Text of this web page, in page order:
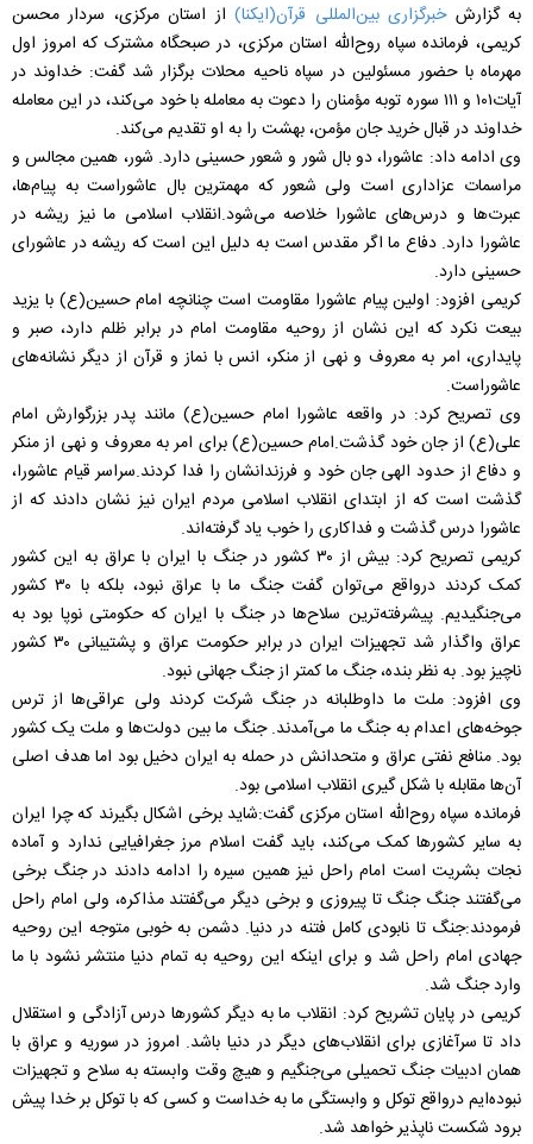
به گزارش خبرگزاری بین‌المللی قرآن(ایکنا)از استان مرکزی، سردار محسن
کریمی، فرمانده سپاه روح‌الله استان مرکزی، در صبحگاه مشترک که امروز اول
مهرماه با حضور مسئولین در سپاه ناحیه محلات برگزار شد گفت: خداوند در
آیات۱۰۱ و ۱۱۱ سوره توبه مؤمنان را دعوت به معامله با خود می‌کند، در این معامله
خداوند در قبال خرید جان مؤمن، بهشت را به او تقدیم می‌کند.
وی ادامه داد: عاشورا، دو بال شور و شعور حسینی دارد. شور، همین مجالس و
مراسمات عزاداری است ولی شعور که مهمترین بال عاشوراست به پیام‌ها،
عبرت‌ها و درس‌های عاشورا خلاصه می‌شود.انقلاب اسلامی ما نیز ریشه در
عاشورا دارد. دفاع ما اگر مقدس است به دلیل این است که ریشه در عاشورای
حسینی دارد.
کریمی افزود: اولین پیام عاشورا مقاومت است چنانچه امام حسین(ع) با یزید
بیعت نکرد که این نشان از روحیه مقاومت امام در برابر ظلم دارد، صبر و
پایداری، امر به معروف و نهی از منکر، انس با نماز و قرآن از دیگر نشانه‌های
عاشوراست.
وی تصریح کرد: در واقعه عاشورا امام حسین(ع) مانند پدر بزرگوارش امام
علی(ع) از جان خود گذشت.امام حسین(ع) برای امر به معروف و نهی از منکر
و دفاع از حدود الهی جان خود و فرزندانشان را فدا کردند.سراسر قیام عاشورا،
گذشت است که از ابتدای انقلاب اسلامی مردم ایران نیز نشان دادند که از
عاشورا درس گذشت و فداکاری را خوب یاد گرفته‌اند.
کریمی تصریح کرد: بیش از ۳۰ کشور در جنگ با ایران با عراق به این کشور
کمک کردند درواقع می‌توان گفت جنگ ما با عراق نبود، بلکه با ۳۰ کشور
می‌جنگیدیم. پیشرفته‌ترین سلاح‌ها در جنگ با ایران که حکومتی نوپا بود به
عراق واگذار شد تجهیزات ایران در برابر حکومت عراق و پشتیبانی ۳۰ کشور
ناچیز بود. به نظر بنده، جنگ ما کمتر از جنگ جهانی نبود.
وی افزود: ملت ما داوطلبانه در جنگ شرکت کردند ولی عراقی‌ها از ترس
جوخه‌های اعدام به جنگ ما می‌آمدند. جنگ ما بین دولت‌ها و ملت یک کشور
بود. منافع نفتی عراق و متحدانش در حمله به ایران دخیل بود اما هدف اصلی
آن‌ها مقابله با شکل گیری انقلاب اسلامی بود.
فرمانده سپاه روح‌الله استان مرکزی گفت:شاید برخی اشکال بگیرند که چرا ایران
به سایر کشور‌ها کمک می‌کند، باید گفت اسلام مرز جغرافیایی ندارد و آماده
نجات بشریت است امام راحل نیز همین سیره را ادامه دادند در جنگ برخی
می‌گفتند جنگ جنگ تا پیروزی و برخی دیگر می‌گفتند مذاکره، ولی امام راحل
فرمودند:جنگ تا نابودی کامل فتنه در دنیا. دشمن به خوبی متوجه این روحیه
جهادی امام راحل شد و برای اینکه این روحیه به تمام دنیا منتشر نشود با ما
وارد جنگ شد.
کریمی در پایان تشریح کرد: انقلاب ما به دیگر کشورها درس آزادگی و استقلال
داد تا سرآغازی برای انقلاب‌های دیگر در دنیا باشد. امروز در سوریه و عراق با
همان ادبیات جنگ تحمیلی می‌جنگیم و هیچ وقت وابسته به سلاح و تجهیزات
نبوده‌ایم درواقع توکل و وابستگی ما به خداست و کسی که با توکل بر خدا پیش
برود شکست ناپذیر خواهد شد.